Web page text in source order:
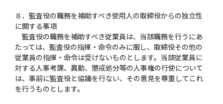
８．監査役の職務を補助すべき使用人の取締役からの独立性
に関する事項
監査役の職務を補助すべき従業員は、当該職務を行うにあ
たっては、監査役の指揮・命令のみに服し、取締役その他の
従業員の指揮・命令は受けないものとします。当該従業員に
対する人事考課、異動、懲戒処分等の人事権の行使について
は、事前に監査役と協議を行ない、その意見を尊重してこれ
を行うものとします。